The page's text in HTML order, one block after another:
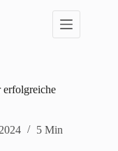
erfolgreiche
5 Min